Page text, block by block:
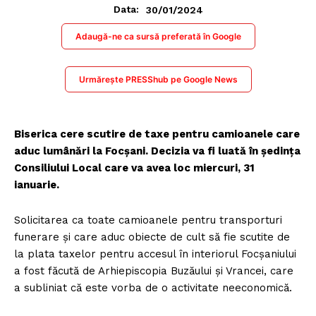
Data:
30/01/2024
Adaugă-ne ca sursă preferată în Google
Urmărește PRESShub pe Google News
Biserica cere scutire de taxe pentru camioanele care
aduc lumânări la Focșani. Decizia va fi luată în ședința
Consiliului Local care va avea loc miercuri, 31
ianuarie.
Solicitarea ca toate camioanele pentru transporturi
funerare și care aduc obiecte de cult să fie scutite de
la plata taxelor pentru accesul în interiorul Focșaniului
a fost făcută de Arhiepiscopia Buzăului și Vrancei, care
a subliniat că este vorba de o activitate neeconomică.